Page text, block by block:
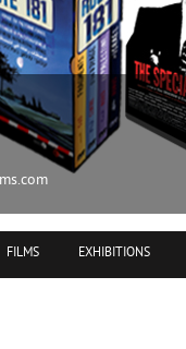
FILMS EXHIBITIONS